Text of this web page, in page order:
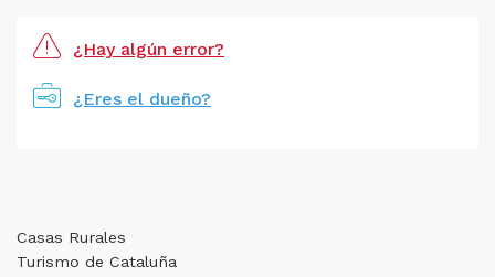
¿Hay algún error?
¿Eres el dueño?
Casas Rurales
Turismo de Cataluña